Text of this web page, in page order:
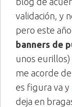
validación, y
pero este
banners de
unos
me acorde
es figura va y
deja en